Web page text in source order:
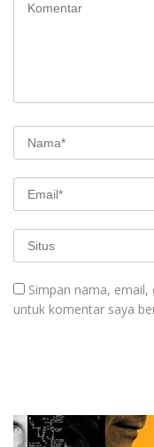
Simpan nama,
untuk komentar saya